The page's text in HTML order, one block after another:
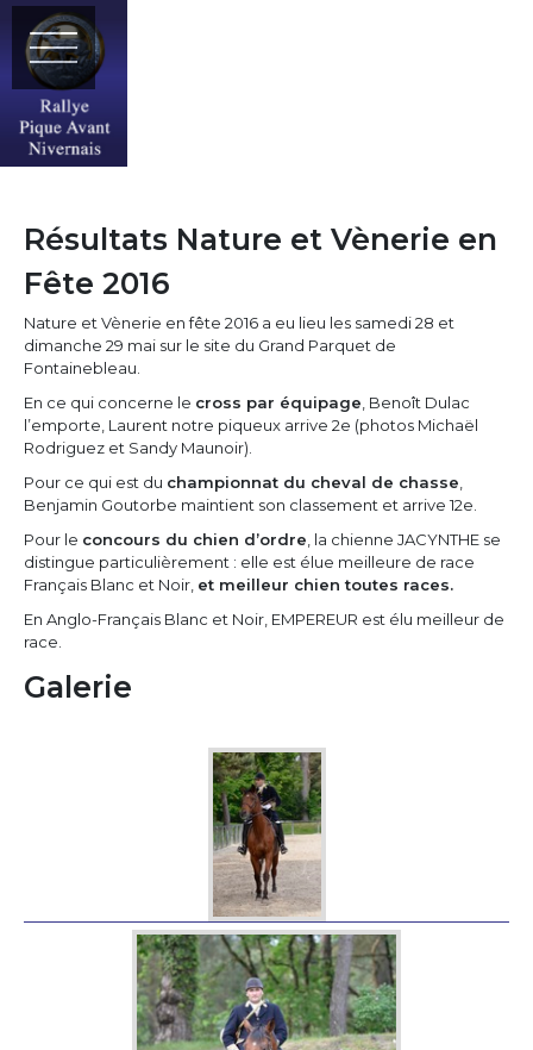
Résultats Nature et Vènerie en
Fête 2016
Nature et Vènerie en fête 2016 a eu lieu les samedi 28 et
dimanche 29 mai sur le site du Grand Parquet de
Fontainebleau.
En ce qui concerne le cross par équipage , Benoît Dulac
l’emporte, Laurent notre piqueux arrive 2e (photos Michaël
Rodriguez et Sandy Maunoir).
Pour ce qui est du championnat du cheval de chasse
Benjamin Goutorbe maintient son classement et arrive 12e.
Pour le concours du chien d’ordre , la chienne JACYNTHE se
distingue particulièrement : elle est élue meilleure de race
Français Blanc et Noir, et meilleur chien toutes races.
En Anglo-Français Blanc et Noir, EMPEREUR est élu meilleur de
race.
Galerie